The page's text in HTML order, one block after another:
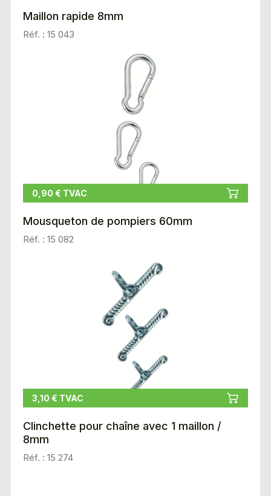
Maillon rapide 8mm
Réf. : 15 043
0,90 € TVAC
Mousqueton de pompiers 60mm
Réf. : 15 082
3,10 € TVAC
Clinchette pour chaîne avec 1 maillon /
8mm
Réf. : 15 274